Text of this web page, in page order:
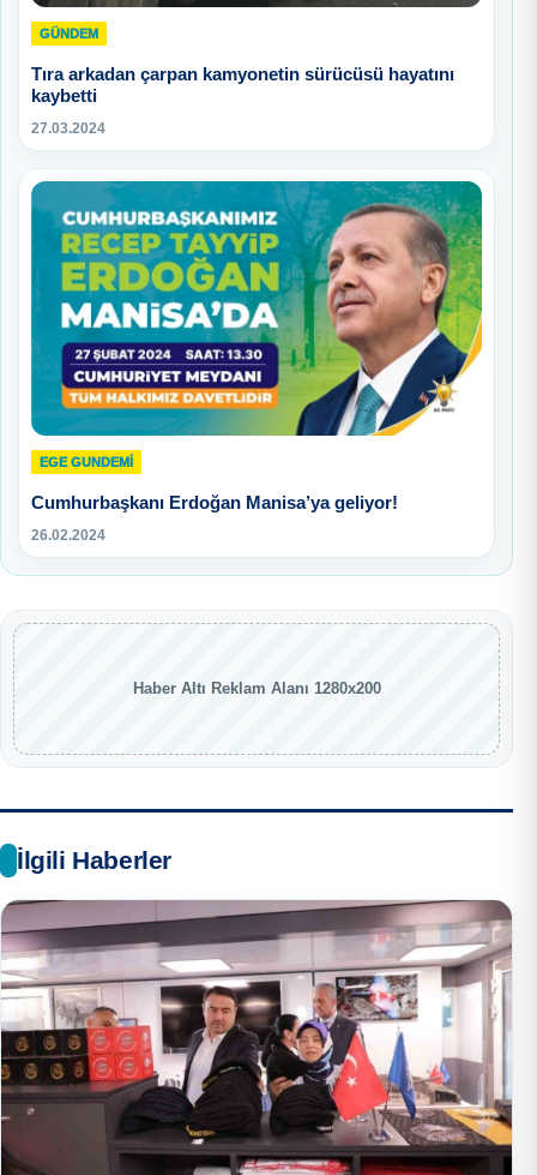
GÜNDEM
Tıra arkadan çarpan kamyonetin sürücüsü hayatını
kaybetti
27.03.2024
EGE GUNDEMİ
Cumhurbaşkanı Erdoğan Manisa’ya geliyor!
26.02.2024
Haber Altı Reklam Alanı 1280x200
İlgili Haberler